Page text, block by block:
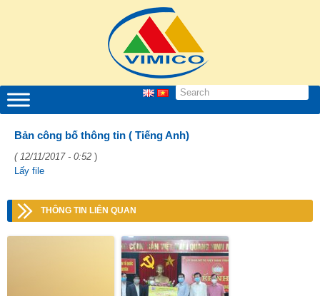
Bản công bố thông tin ( Tiếng Anh)
( 12/11/2017 - 0:52 )
Lấy file
THÔNG TIN LIÊN QUAN